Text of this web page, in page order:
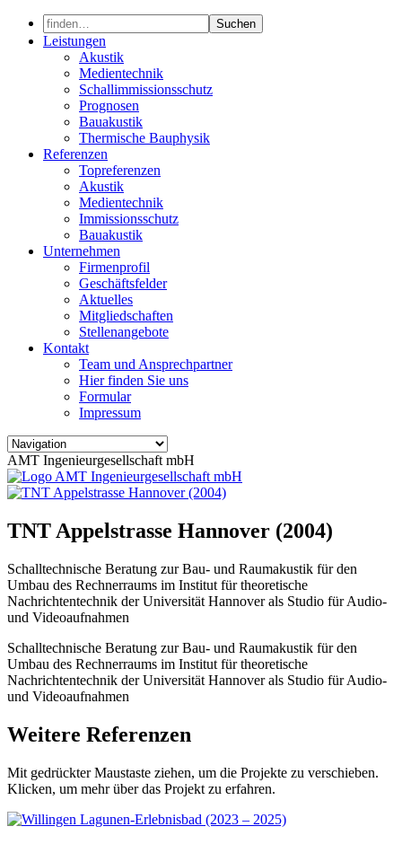
Skip
Leistungen
Akustik
Medientechnik
Schallimmissionsschutz
Prognosen
Bauakustik
Thermische Bauphysik
Referenzen
Topreferenzen
Akustik
Medientechnik
Immissionsschutz
Bauakustik
Unternehmen
Firmenprofil
Geschäftsfelder
Aktuelles
Mitgliedschaften
Stellenangebote
Kontakt
Team und Ansprechpartner
Hier finden Sie uns
Formular
Impressum
AMT Ingenieurgesellschaft mbH
TNT Appelstrasse Hannover (2004)
Schalltechnische Beratung zur Bau- und Raumakustik für den
Umbau des Rechnerraums im Institut für theoretische
Nachrichtentechnik der Universität Hannover als Studio für Audio-
und Videoaufnahmen
Schalltechnische Beratung zur Bau- und Raumakustik für den
Umbau des Rechnerraums im Institut für theoretische
Nachrichtentechnik der Universität Hannover als Studio für Audio-
und Videoaufnahmen
Weitere Referenzen
Mit gedrückter Maustaste ziehen, um die Projekte zu verschieben.
Klicken, um mehr über das Projekt zu erfahren.